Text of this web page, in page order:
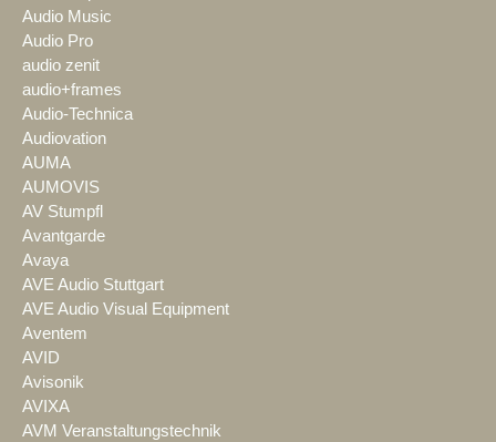
Audio Music
Audio Pro
audio zenit
audio+frames
Audio-Technica
Audiovation
AUMA
AUMOVIS
AV Stumpfl
Avantgarde
Avaya
AVE Audio Stuttgart
AVE Audio Visual Equipment
Aventem
AVID
Avisonik
AVIXA
AVM Veranstaltungstechnik